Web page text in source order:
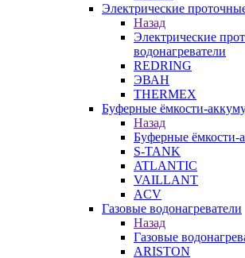
Электрические
Назад
Электрические
водонагреватели
REDRING
ЭВАН
THERMEX
Буферные ёмкости-
Назад
Буферные ёмкости-
S-TANK
ATLANTIC
VAILLANT
ACV
Газовые водонагреватели
Назад
Газовые
ARISTON